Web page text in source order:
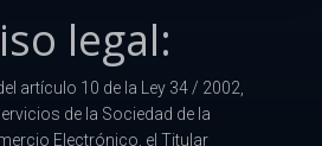
legal:
artículo 10 de la Ley 34 / 2002,
de la Sociedad de la
Electrónico, el Titular